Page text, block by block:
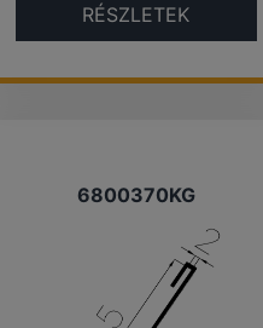
RÉSZLETEK
6800370KG